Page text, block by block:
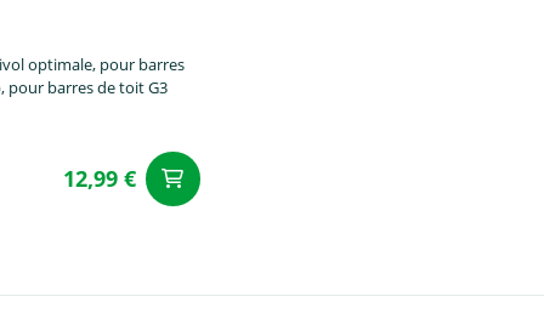
optimale, pour barres
pour barres de toit G3
12,99 €